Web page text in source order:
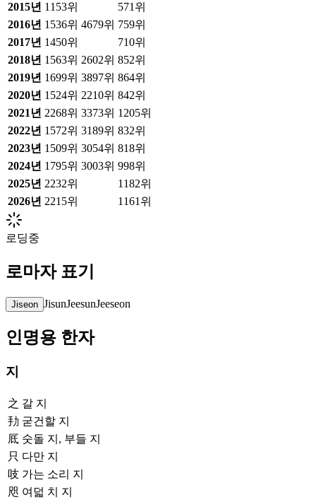
2015년 1153위
571위
2016년 1536위 4679위 759위
2017년 1450위
710위
2018년 1563위 2602위 852위
2019년 1699위 3897위 864위
2020년 1524위 2210위 842위
2021 년 2268위 3373위 1205위
2022년 1572위 3189위 832위
2023년 1509위 3054위 818위
2024년 1795위 3003위 998위
2025년 2232위
1182위
2026년 2215위 1161위
로딩중
로마자 표기
Jiseon JisunJeesunJeeseon
인명용 한자
지
之 갈 지
劧 굳건할 지
厎 숫돌 지, 부들 지
只 다만 지
吱 가는 소리 지
咫 여덟 치 지